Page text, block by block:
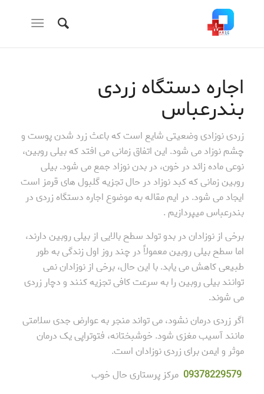
اجاره دستگاه زردی
بندرعباس
زردی نوزادی وضعیتی شایع است که باعث زرد شدن پوست و
چشم نوزاد می شود. این اتفاق زمانی می افتد که بیلی روبین،
نوعی ماده زائد در خون، در بدن نوزاد جمع می شود. بیلی
روبین زمانی که کبد نوزاد در حال تجزیه گلبول های قرمز است
ایجاد می شود. در ایم مقاله به موضوع اجاره دستگاه زردی در
بندرعباس میپردازیم .
برخی از نوزادان در بدو تولد سطح بالایی از بیلی روبین دارند،
اما سطح بیلی روبین معمولاً در چند روز اول زندگی به طور
طبیعی کاهش می یابد. با این حال، برخی از نوزادان نمی
توانند بیلی روبین را به سرعت کافی تجزیه کنند و دچار زردی
می شوند.
اگر زردی درمان نشود، می تواند منجر به عوارض جدی سلامتی
مانند آسیب مغزی شود. خوشبختانه، فتوتراپی یک درمان
موثر و ایمن برای زردی نوزادان است.
09378229579 مرکز پرستاری حال خوب